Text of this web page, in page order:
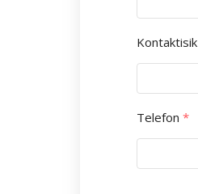
Kontaktisik
Telefon *